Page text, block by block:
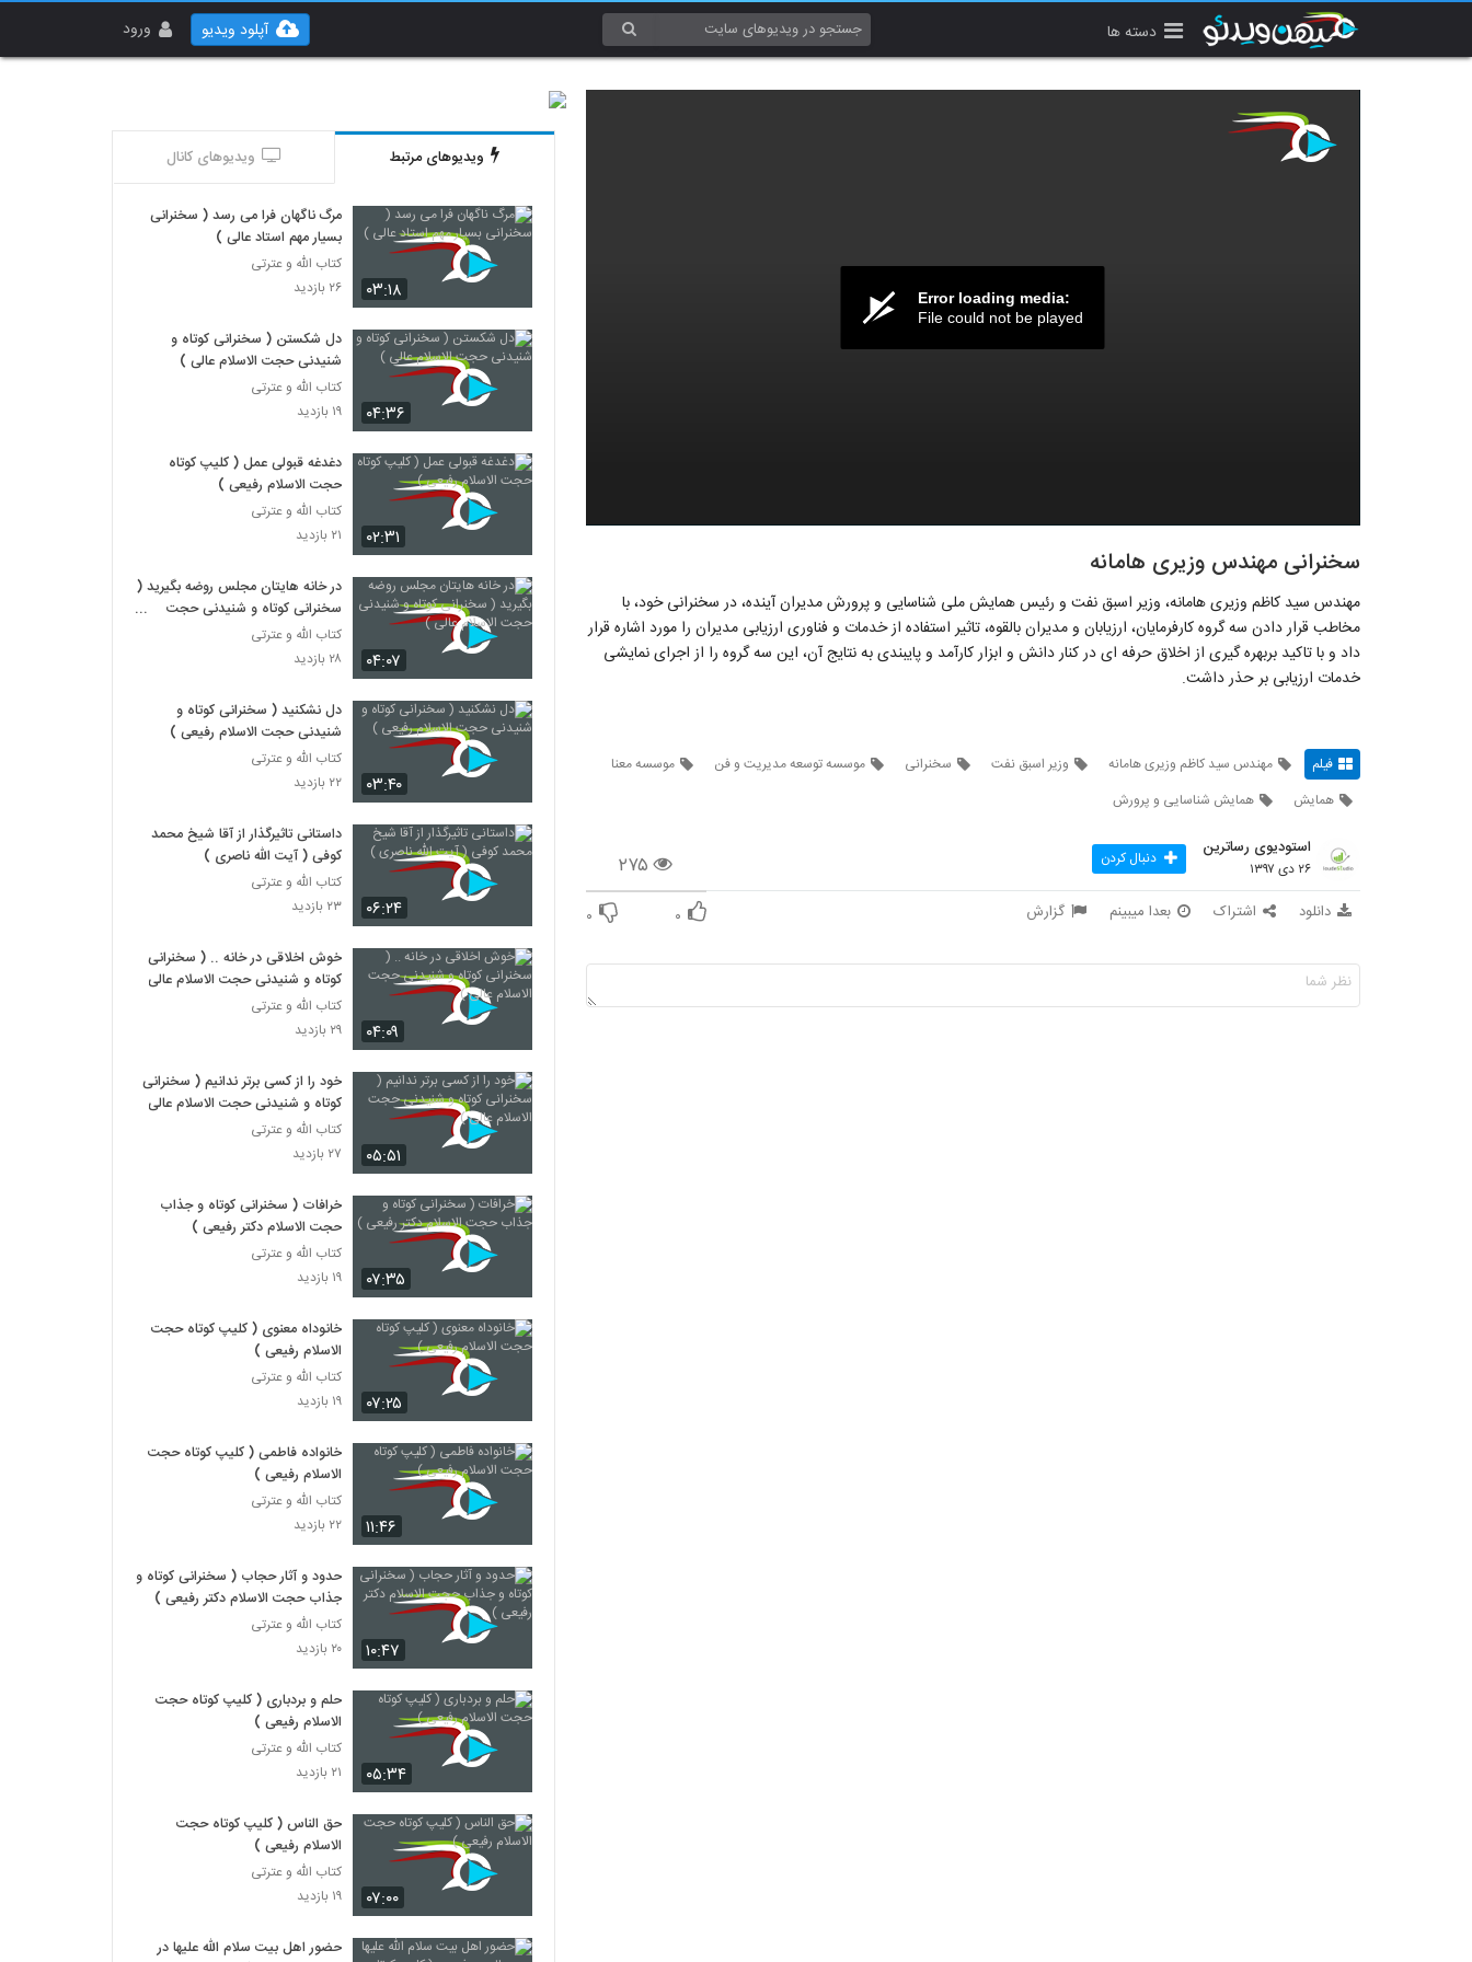
دسته ها ورود آپلود ویدیو
Error loading media:
File could not be played
سخنرانی مهندس وزیری هامانه
مهندس سید کاظم وزیری هامانه، وزیر اسبق نفت و رئیس همایش ملی شناسایی و پرورش مدیران آینده، در سخنرانی خود، با
مخاطب قرار دادن سه گروه کارفرمایان، ارزیابان و مدیران بالقوه، تاثیر استفاده از خدمات و فناوری ارزیابی مدیران را مورد اشاره قرار
داد و با تاکید بربهره گیری از اخلاق حرفه ای در کنار دانش و ابزار کارآمد و پایبندی به نتایج آن، این سه گروه را از اجرای نمایشی
خدمات ارزیابی بر حذر داشت.
فیلم مهندس سید کاظم وزیری هامانه وزیر اسبق نفت سخنرانی موسسه توسعه مدیریت و فن
موسسه معنا
همایش
همایش شناسایی و پرورش
۲۷۵
استودیوی رساترین
۲۶ دی ۱۳۹۷ دنبال کردن
دانلود اشتراک بعدا میبینم گزارش ۰ ۰
ویدیوهای مرتبط ویدیوهای کانال
۰۳:۱۸
مرگ ناگهان فرا می رسد ( سخنرانی
بسیار مهم استاد عالی )
کتاب الله و عترتی
۲۶ بازدید
۰۴:۳۶
دل شکستن ( سخنرانی کوتاه و
شنیدنی حجت الاسلام عالی )
کتاب الله و عترتی
۱۹ بازدید
۰۲:۳۱
دغدغه قبولی عمل ( کلیپ کوتاه
حجت الاسلام رفیعی )
کتاب الله و عترتی
۲۱ بازدید
۰۴:۰۷
در خانه هایتان مجلس روضه بگیرید (
سخنرانی کوتاه و شنیدنی حجت
الاسلام عالی )
کتاب الله و عترتی
۲۸ بازدید
۰۳:۴۰
دل نشکنید ( سخنرانی کوتاه و
شنیدنی حجت الاسلام رفیعی )
کتاب الله و عترتی
۲۲ بازدید
۰۶:۲۴
داستانی تاثیرگذار از آقا شیخ محمد
کوفی ( آیت الله ناصری )
کتاب الله و عترتی
۲۳ بازدید
۰۴:۰۹
خوش اخلاقی در خانه .. ( سخنرانی
کوتاه و شنیدنی حجت الاسلام عالی )
کتاب الله و عترتی
۲۹ بازدید
۰۵:۵۱
خود را از کسی برتر ندانیم ( سخنرانی
کوتاه و شنیدنی حجت الاسلام عالی )
کتاب الله و عترتی
۲۷ بازدید
۰۷:۳۵
خرافات ( سخنرانی کوتاه و جذاب
حجت الاسلام دکتر رفیعی )
کتاب الله و عترتی
۱۹ بازدید
۰۷:۲۵
خانوداه معنوی ( کلیپ کوتاه حجت
الاسلام رفیعی )
کتاب الله و عترتی
۱۹ بازدید
۱۱:۴۶
خانواده فاطمی ( کلیپ کوتاه حجت
الاسلام رفیعی )
کتاب الله و عترتی
۲۲ بازدید
۱۰:۴۷
حدود و آثار حجاب ( سخنرانی کوتاه و
جذاب حجت الاسلام دکتر رفیعی )
کتاب الله و عترتی
۲۰ بازدید
۰۵:۳۴
حلم و بردباری ( کلیپ کوتاه حجت
الاسلام رفیعی )
کتاب الله و عترتی
۲۱ بازدید
۰۷:۰۰
حق الناس ( کلیپ کوتاه حجت
الاسلام رفیعی )
کتاب الله و عترتی
۱۹ بازدید
حضور اهل بیت سلام الله علیها در